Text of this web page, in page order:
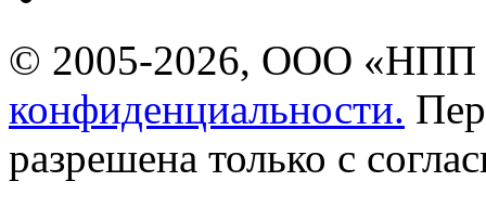
© 2005-2026, ООО «НПП
конфиденциальности.
разрешена только с